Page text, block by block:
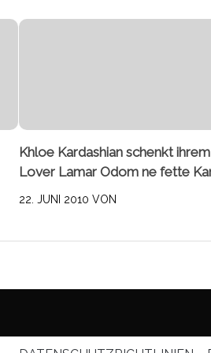
Khloe Kardashian schenkt ihrem
Lover Lamar Odom ne fette
22. JUNI 2010 VON